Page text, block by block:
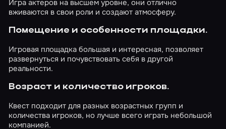
помещений. Разделившись командой на
уровни «хард» и «медиум», разницы как
таковой мы не почувствовали ни в степени
физического контакта, ни в степени
игрового взаимодействия актера игроками.
Пожалуй, это единственное, что вызывает
некоторый обратный эффект: бежать,
прятаться, спасаться не имеет никакого
смысла, но каждая встреча с актером
вызывает искренний интерес к персонажу и
желание тщательней его разглядеть и
пообщаться.Данный квест станет
прекрасным знакомством с жанром хоррор-
Игра актеров на высшем уровне, они отлично
вживаются в свои роли и создают атмосферу.
Помещение и особенности площадки.
Игровая площадка большая и интересная, позволяет
развернуться и почувствовать себя в другой
реальности.
Возраст и количество игроков.
Квест подходит для разных возрастных групп и
количества игроков, но лучше всего играть небольшой
компанией.